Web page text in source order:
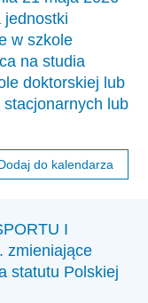
jednostki
w szkole
na studia
doktorskiej lub
lub
do kalendarza
I
zmieniające
statutu Polskiej